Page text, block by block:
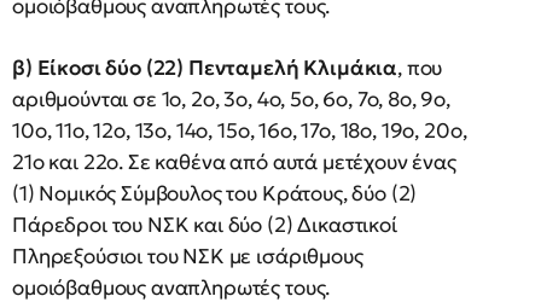
ομοιόβαθμους αναπληρωτές τους.
β) Είκοσι δύο (22) Πενταμελή Κλιμάκια, που
αριθμούνται σε 1ο, 2ο, 3ο, 4ο, 5ο, 6ο, 7ο, 8ο, 9ο,
10ο, 11ο, 12ο, 13ο, 14ο, 15ο, 16ο, 17ο, 18ο, 19ο, 20ο,
21ο και 22ο. Σε καθένα από αυτά μετέχουν ένας
(1) Νομικός Σύμβουλος του Κράτους, δύο (2)
Πάρεδροι του ΝΣΚ και δύο (2) Δικαστικοί
Πληρεξούσιοι του ΝΣΚ με ισάριθμους
ομοιόβαθμους αναπληρωτές τους.